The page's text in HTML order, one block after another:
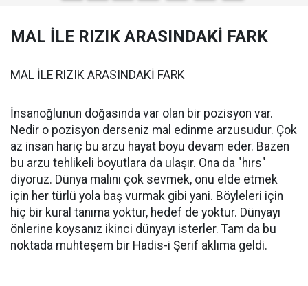
MAL İLE RIZIK ARASINDAKİ FARK
MAL İLE RIZIK ARASINDAKİ FARK
İnsanoğlunun doğasında var olan bir pozisyon var.
Nedir o pozisyon derseniz mal edinme arzusudur. Çok
az insan hariç bu arzu hayat boyu devam eder. Bazen
bu arzu tehlikeli boyutlara da ulaşır. Ona da "hırs"
diyoruz. Dünya malını çok sevmek, onu elde etmek
için her türlü yola baş vurmak gibi yani. Böyleleri için
hiç bir kural tanıma yoktur, hedef de yoktur. Dünyayı
önlerine koysanız ikinci dünyayı isterler. Tam da bu
noktada muhteşem bir Hadis-i Şerif aklıma geldi.